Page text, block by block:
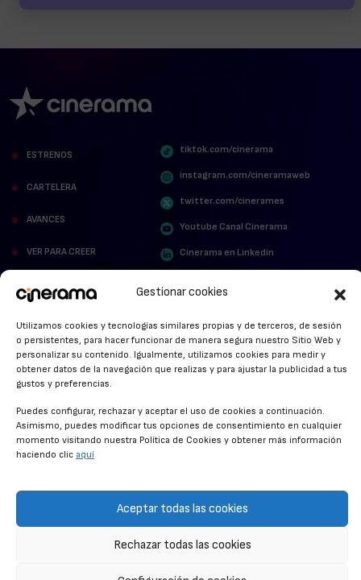
Gestionar cookies
Utilizamos cookies y tecnologías similares propias y de terceros, de sesión
o persistentes, para hacer funcionar de manera segura nuestro Sitio Web y
personalizar su contenido. Igualmente, utilizamos cookies para medir y
obtener datos de la navegación que realizas y para ajustar la publicidad a tus
gustos y preferencias.
Puedes configurar, rechazar y aceptar el uso de cookies a continuación.
Asimismo, puedes modificar tus opciones de consentimiento en cualquier
momento visitando nuestra Política de Cookies y obtener más información
haciendo clic aquí
Aceptar todas las cookies
Rechazar todas las cookies
ESTRENOS
CARTELERA
AVANCES
VER PARA CREER
ALFOMBRA ROJA
ANUNCIOS DE CINE
tiktok.com/cinerama
instagram.com/cineramaweb
twitter.com/cinerames
Youtube Canal Cinerama
Cinerama en Linkedin
POLÍTICA DE PRIVACIDAD
CONTACTO